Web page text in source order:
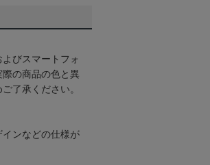
びスマートフォ
の商品の色と異
了承ください。
ンなどの仕様が